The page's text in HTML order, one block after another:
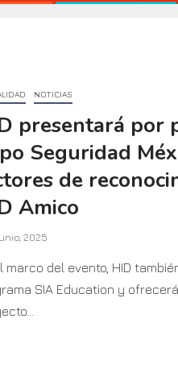
NOTICIAS
presentará por
Seguridad
de
Amico
2025
marco del evento, HID
SIA Education y